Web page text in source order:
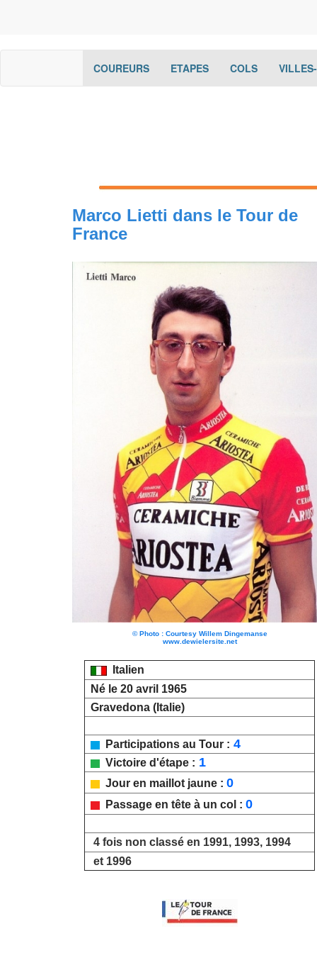
COUREURS(current)ETAPES(current)
COLS(current)
Marco Lietti dans le Tour de
France
© Photo : Courtesy Willem Dingemanse
www.dewielersite.net
Italien
Né le 20 avril 1965
Gravedona (Italie)
Participations au Tour : 4
Victoire d'étape : 1
Jour en maillot jaune : 0
Passage en tête à un col : 0
4 fois non classé en 1991, 1993, 1994
et 1996